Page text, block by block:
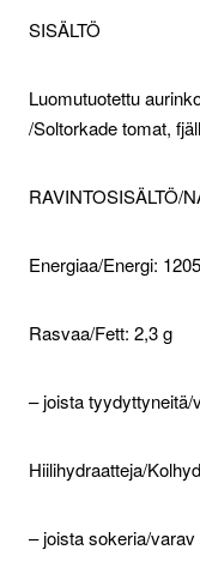
SISÄLTÖ
Luomutuotettu
/Soltorkade tomat,
RAVINTOSISÄLTÖ/
Energiaa/Energi:
Rasvaa/Fett: 2,3 g
– joista
Hiilihydraatteja/
– joista sokeria/